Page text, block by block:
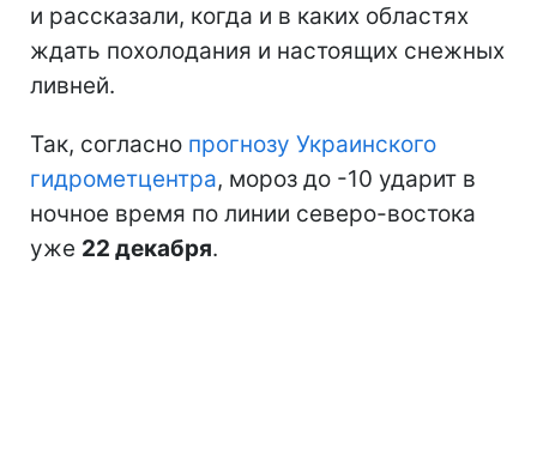
и рассказали, когда и в каких областях
ждать похолодания и настоящих снежных
ливней.
Так, согласно прогнозу Украинского
гидрометцентра, мороз до -10 ударит в
ночное время по линии северо-востока
уже 22 декабря.